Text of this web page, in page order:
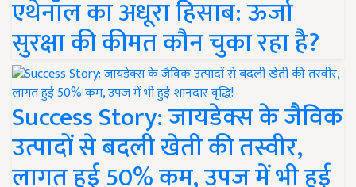
एथेनॉल का अधूरा हिसाब: ऊर्जा
सुरक्षा की कीमत कौन चुका रहा है?
Success Story: जायडेक्स के जैविक
उत्पादों से बदली खेती की तस्वीर,
लागत हुई 50% कम, उपज में भी हुई